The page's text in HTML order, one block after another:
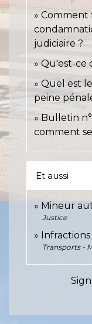
Comment
judiciaire ?
Qu'est-ce
Quel est
peine
Bulletin
comment
Et aussi
Mineur
Justice
Transports -